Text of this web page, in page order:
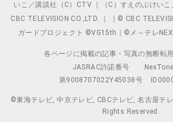
いこ／講談社（C）CTV ｜（C）すえのぶけい
CBC TELEVISION CO.,LTD. ｜ ｜© CBC
ガードプロジェクト ©VG15th｜©メ～テレ
各ページに掲載の記事・写真の無断転
JASRAC許諾番号
第9008707022Y45038号
©東海テレビ, 中京テレビ, CBCテレビ, 名古屋テ
Rights Reserved.